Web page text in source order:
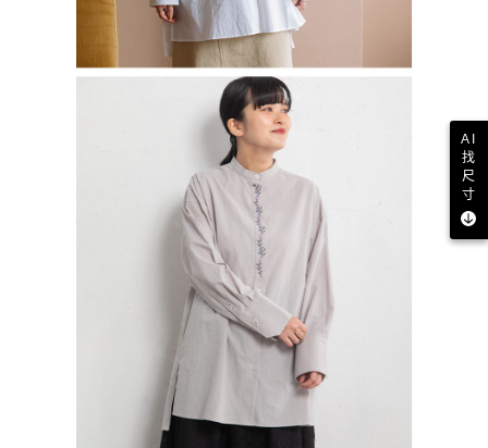
AI
找
尺
寸